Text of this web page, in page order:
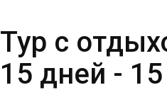
Тур с
15 дней -